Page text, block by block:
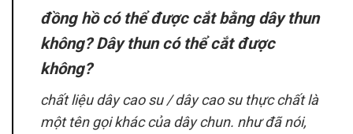
đồng hồ có thể được cắt bằng dây thun
không? Dây thun có thể cắt được
không?
chất liệu dây cao su / dây cao su thực chất là
một tên gọi khác của dây chun. như đã nói,